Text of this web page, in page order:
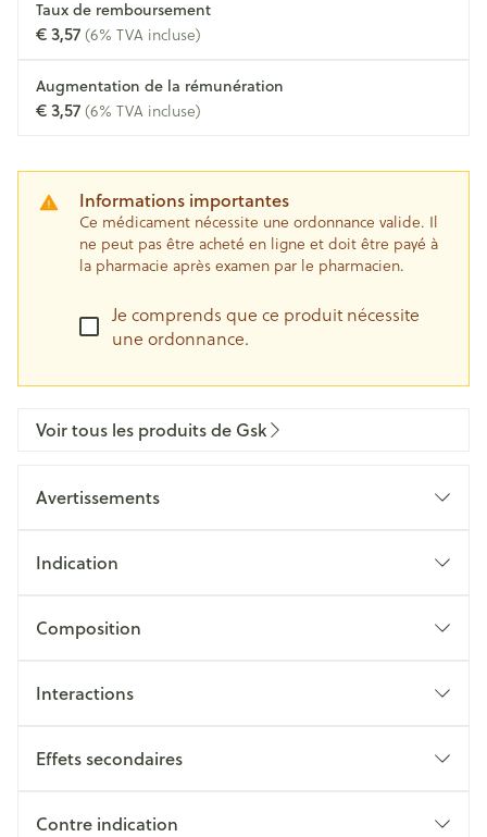
Taux de remboursement
€ 3,57 (6% TVA incluse)
Augmentation de la rémunération
€ 3,57 (6% TVA incluse)
Informations importantes
Ce médicament nécessite une ordonnance valide. Il
ne peut pas être acheté en ligne et doit être payé à
la pharmacie après examen par le pharmacien.
Je comprends que ce produit nécessite
une ordonnance.
Voir tous les produits de Gsk
Avertissements
Indication
Composition
Interactions
Effets secondaires
Contre indication